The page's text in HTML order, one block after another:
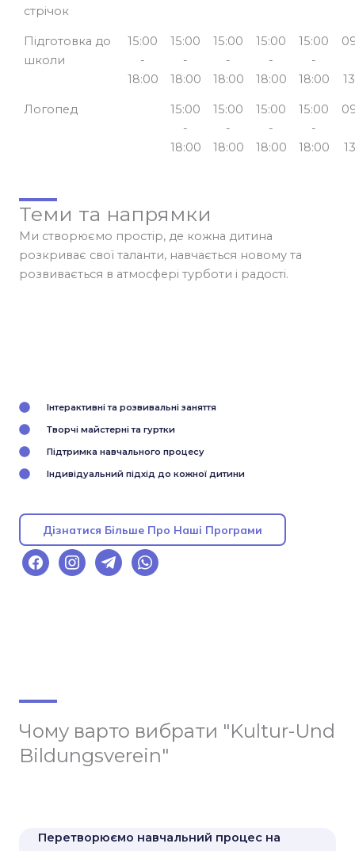
стрічок
Підготовка до
школи
15:00
-
18:00
15:00
-
18:00
15:00
-
18:00
15:00
-
18:00
15:00
-
18:00
Логопед
15:00
-
18:00
15:00
-
18:00
15:00
-
18:00
15:00
-
18:00
Теми та напрямки
Ми створюємо простір, де кожна дитина
розкриває свої таланти, навчається новому та
розвивається в атмосфері турботи і радості.
Інтерактивні та розвивальні заняття
Творчі майстерні та гуртки
Підтримка навчального процесу
Індивідуальний підхід до кожної дитини
Дізнатися Більше Про Наші Програми
facebookinstagramtelegramwhatsapp
Чому варто вибрати "Kultur-Und
Bildungsverein"
Перетворюємо навчальний процес на